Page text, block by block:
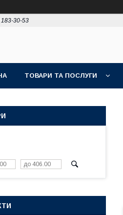
30-53
ТОВАРИ ТА ПОСЛУГИ